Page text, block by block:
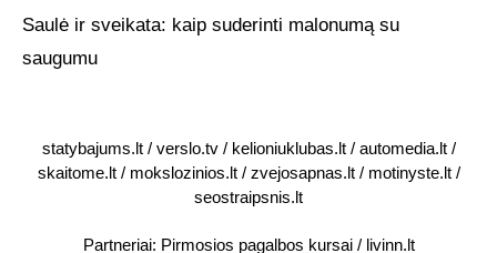
Saulė ir sveikata: kaip suderinti malonumą su
saugumu
statybajums.lt/ verslo.tv/ kelioniuklubas.lt/ automedia.lt/
skaitome.lt/ mokslozinios.lt/ zvejosapnas.lt/ motinyste.lt/
seostraipsnis.lt
Partneriai: Pirmosios pagalbos kursai/ livinn.lt